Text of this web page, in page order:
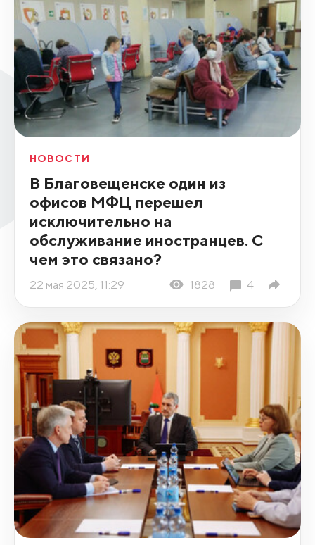
НОВОСТИ
В Благовещенске один из
офисов МФЦ перешел
исключительно на
обслуживание иностранцев. С
чем это связано?
22 мая 2025, 11:29 1828 4